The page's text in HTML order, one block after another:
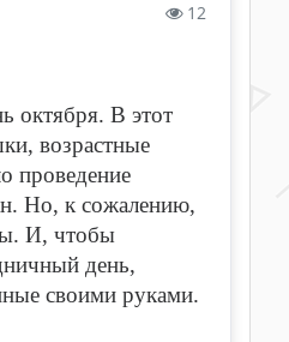
12
октября. В этот
возрастные
проведение
Но, к сожалению,
И, чтобы
день,
своими руками.